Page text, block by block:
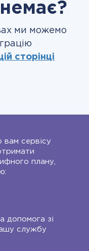
ми можемо
сторінці
сервісу
плану,
допомога зі
службу